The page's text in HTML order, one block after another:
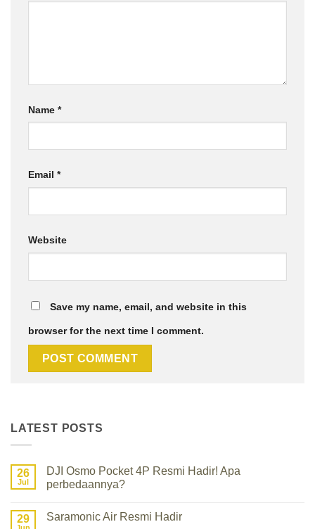
Name *
Email *
Website
Save my name, email, and website in this
browser for the next time I comment.
LATEST POSTS
26
Jul
DJI Osmo Pocket 4P Resmi Hadir! Apa
perbedaannya?
on
29 Saramonic Air Resmi Hadir